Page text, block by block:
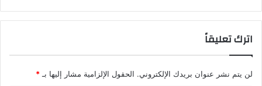
اترك تعليقاً
لن يتم نشر عنوان بريدك الإلكتروني. الحقول الإلزامية مشار إليها بـ*